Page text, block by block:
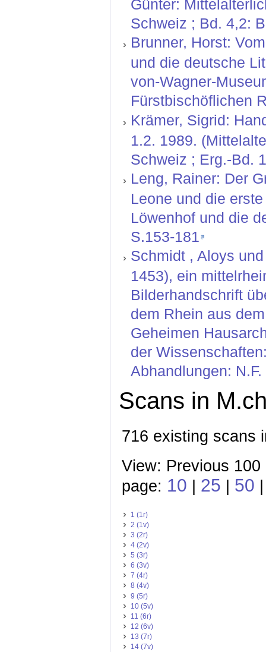
Günter:
Schweiz ; Bd. 4,2:
Brunner, Horst:
und die deutsche
von-Wagner-
Fürstbischöflichen
Krämer, Sigrid:
1.2. 1989.
Schweiz ; Erg.-Bd.
Leng, Rainer: Der
Leone und die
Löwenhof und die
S.153-181
Schmidt , Aloys
1453), ein
Bilderhandschrift
dem Rhein aus
Geheimen
der
Abhandlungen:
Scans in
716 existing scans
View: Previous
page: 10 25 50
1 (1r)
2 (1v)
3 (2r)
4 (2v)
5 (3r)
6 (3v)
7 (4r)
8 (4v)
9 (5r)
10 (5v)
11 (6r)
12 (6v)
13 (7r)
14 (7v)